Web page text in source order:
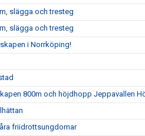
slägga och tresteg
slägga och tresteg
i Norrköping!
800m och höjdhopp Jeppavallen
friidrottsungdomar